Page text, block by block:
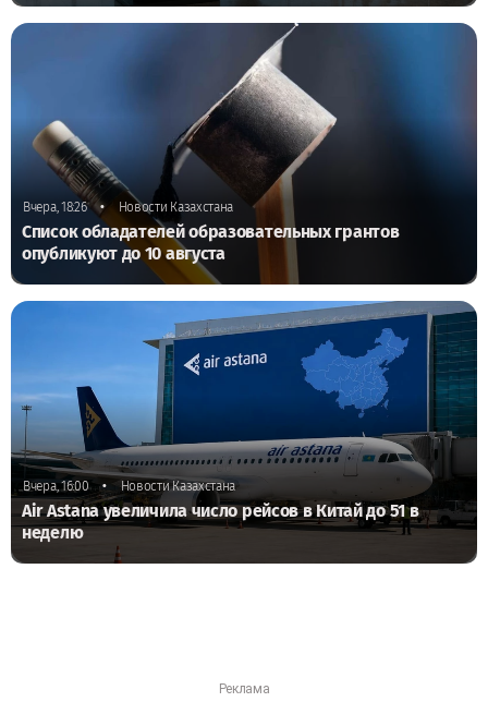
Вчера, 18:26 • Новости Казахстана
Список обладателей образовательных грантов
опубликуют до 10 августа
Вчера, 16:00 • Новости Казахстана
Air Astana увеличила число рейсов в Китай до 51 в
неделю